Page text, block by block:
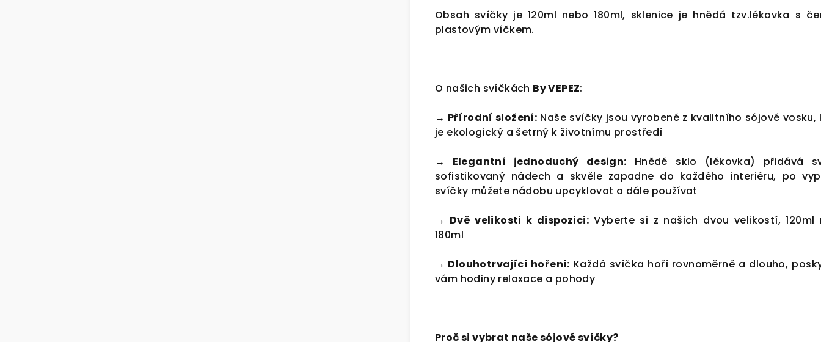
Obsah svíčky je 120ml nebo 180ml, sklenice je hnědá tzv.lékovka s
plastovým víčkem.
O našich svíčkách By VEPEZ:
→ Přírodní složení: Naše svíčky jsou vyrobené z kvalitního sójové vosku,
je ekologický a šetrný k životnímu prostředí
→ Elegantní jednoduchý design: Hnědé sklo (lékovka) přidává
sofistikovaný nádech a skvěle zapadne do každého interiéru, po
svíčky můžete nádobu upcyklovat a dále používat
→ Dvě velikosti k dispozici:Vyberte si z našich dvou velikostí, 120ml
180ml
→ Dlouhotrvající hoření: Každá svíčka hoří rovnoměrně a dlouho,
vám hodiny relaxace a pohody
Proč si vybrat naše sójové svíčky?